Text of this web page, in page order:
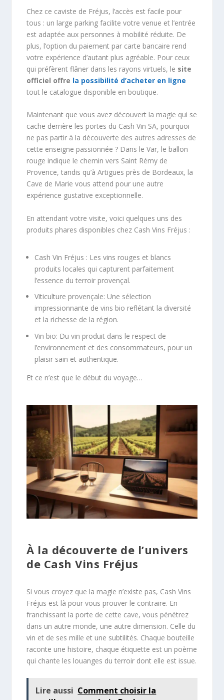
Chez ce caviste de Fréjus, l’accès est facile pour
tous : un large parking facilite votre venue et l’entrée
est adaptée aux personnes à mobilité réduite. De
plus, l’option du paiement par carte bancaire rend
votre expérience d’autant plus agréable. Pour ceux
qui préfèrent flâner dans les rayons virtuels, le site
officiel offre la possibilité d’acheter en ligne
tout le catalogue disponible en boutique.
Maintenant que vous avez découvert la magie qui se
cache derrière les portes du Cash Vin SA, pourquoi
ne pas partir à la découverte des autres adresses de
cette enseigne passionnée ? Dans le Var, le ballon
rouge indique le chemin vers Saint Rémy de
Provence, tandis qu’à Artigues près de Bordeaux, la
Cave de Marie vous attend pour une autre
expérience gustative exceptionnelle.
En attendant votre visite, voici quelques uns des
produits phares disponibles chez Cash Vins Fréjus :
Cash Vin Fréjus : Les vins rouges et blancs
produits locales qui capturent parfaitement
l’essence du terroir provençal.
Viticulture provençale: Une sélection
impressionnante de vins bio reflétant la diversité
et la richesse de la région.
Vin bio: Du vin produit dans le respect de
l’environnement et des consommateurs, pour un
plaisir sain et authentique.
Et ce n’est que le début du voyage…
À la découverte de l’univers
de Cash Vins Fréjus
Si vous croyez que la magie n’existe pas, Cash Vins
Fréjus est là pour vous prouver le contraire. En
franchissant la porte de cette cave, vous pénétrez
dans un autre monde, une autre dimension. Celle du
vin et de ses mille et une subtilités. Chaque bouteille
raconte une histoire, chaque étiquette est un poème
qui chante les louanges du terroir dont elle est issue.
Lire aussi Comment choisir la